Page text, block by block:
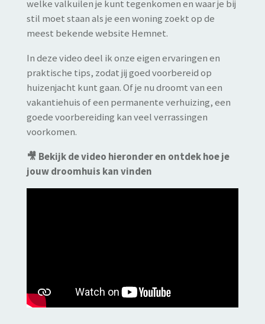
welke valkuilen je kunt tegenkomen en waar je bij
stil moet staan als je een woning zoekt op de
meest bekende website Hemnet.
In deze video deel ik onze eigen ervaringen en
praktische tips, zodat jij goed voorbereid op
huizenjacht kunt gaan. Of je nu droomt van een
vakantiehuis of een permanente verhuizing, een
goede voorbereiding kan veel verrassingen
voorkomen.
🎥 Bekijk de video hieronder en ontdek hoe je
jouw droomhuis kan vinden